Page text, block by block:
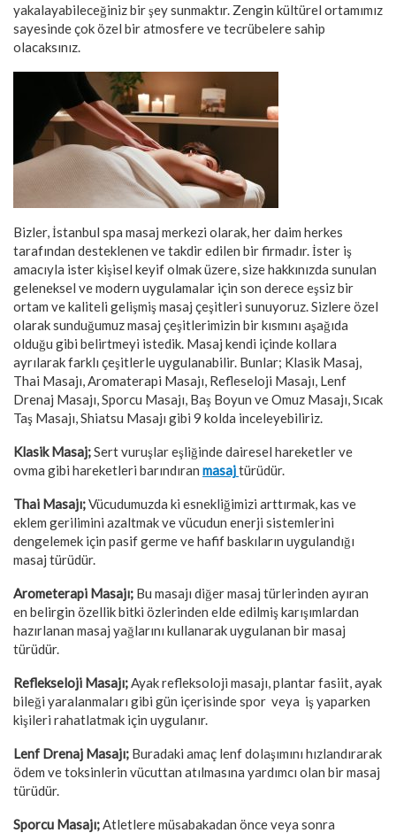
yakalayabileceğiniz bir şey sunmaktır. Zengin kültürel ortamımız
sayesinde çok özel bir atmosfere ve tecrübelere sahip
olacaksınız.
Bizler, İstanbul spa masaj merkezi olarak, her daim herkes
tarafından desteklenen ve takdir edilen bir firmadır. İster iş
amacıyla ister kişisel keyif olmak üzere, size hakkınızda sunulan
geleneksel ve modern uygulamalar için son derece eşsiz bir
ortam ve kaliteli gelişmiş masaj çeşitleri sunuyoruz. Sizlere özel
olarak sunduğumuz masaj çeşitlerimizin bir kısmını aşağıda
olduğu gibi belirtmeyi istedik. Masaj kendi içinde kollara
ayrılarak farklı çeşitlerle uygulanabilir. Bunlar; Klasik Masaj,
Thai Masajı, Aromaterapi Masajı, Refleseloji Masajı, Lenf
Drenaj Masajı, Sporcu Masajı, Baş Boyun ve Omuz Masajı, Sıcak
Taş Masajı, Shiatsu Masajı gibi 9 kolda inceleyebiliriz.
Klasik Masaj;Sert vuruşlar eşliğinde dairesel hareketler ve
ovma gibi hareketleri barındıran masajtürüdür.
Thai Masajı;Vücudumuzda ki esnekliğimizi arttırmak, kas ve
eklem gerilimini azaltmak ve vücudun enerji sistemlerini
dengelemek için pasif germe ve hafif baskıların uygulandığı
masaj türüdür.
Arometerapi Masajı; Bu masajı diğer masaj türlerinden ayıran
en belirgin özellik bitki özlerinden elde edilmiş karışımlardan
hazırlanan masaj yağlarını kullanarak uygulanan bir masaj
türüdür.
Reflekseloji Masajı;Ayak refleksoloji masajı, plantar fasiit, ayak
bileği yaralanmaları gibi gün içerisinde spor veya iş yaparken
kişileri rahatlatmak için uygulanır.
Lenf Drenaj Masajı; Buradaki amaç lenf dolaşımını hızlandırarak
ödem ve toksinlerin vücuttan atılmasına yardımcı olan bir masaj
türüdür.
Sporcu Masajı;Atletlere müsabakadan önce veya sonra